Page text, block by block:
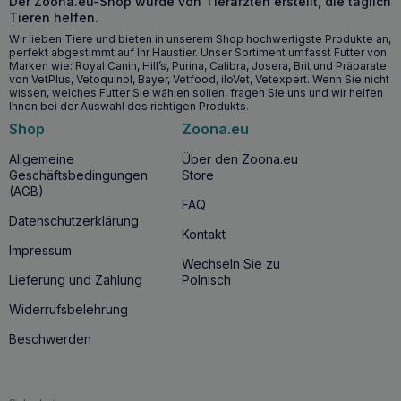
Erhaltung eines gesunden Knorpelgewebes.
Muskelmasse und des Immunsystems.
Klinisch erwiesen, um die Aktivität von Katzen zu
steigern.
Wann sollten Sie HILL’S Mobility j/d 1,5kg zur
Unterstützung der Gelenke Ihrer Katze
füttern?
HILL’S Mobility j/d 1.5kg Gelenk
sollte in Erwägung gezogen werden, wenn eine Katze
Symptome vonArthrose
hat. Dieses Futter ist besonders für
erwachsene Katzen geeignet, die darauf bedacht sind, ihre
Gelenke aktiv und gesund zu erhalten. Konsultieren Sie
immer Ihren Tierarzt, wenn Sie dieses Futter einführen.
Katzengelenkshilfe kaufen?
Tieren helfen.
Wir lieben Tiere und bieten in unserem Shop hochwertigste Produkte an,
perfekt abgestimmt auf Ihr Haustier. Unser Sortiment umfasst Futter von
Marken wie: Royal Canin, Hill’s, Purina, Calibra, Josera, Brit und Präparate
von VetPlus, Vetoquinol, Bayer, Vetfood, iloVet, Vetexpert. Wenn Sie nicht
wissen, welches Futter Sie wählen sollen, fragen Sie uns und wir helfen
Ihnen bei der Auswahl des richtigen Produkts.
Shop
Allgemeine
Geschäftsbedingungen
(AGB)
Datenschutzerklärung
Impressum
Lieferung und Zahlung
Widerrufsbelehrung
Beschwerden
Zoona.eu
Über den Zoona.eu
Store
FAQ
Kontakt
Wechseln Sie zu
Polnisch